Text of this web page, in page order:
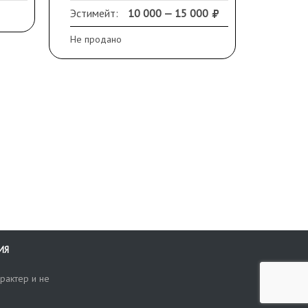
повреждения по краям.
Эстимейт: 10 000 — 15 000
Не продано
и не